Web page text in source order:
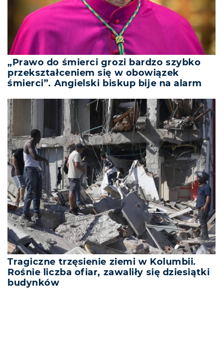
„Prawo do śmierci grozi bardzo szybko
przekształceniem się w obowiązek
śmierci”. Angielski biskup bije na alarm
Tragiczne trzęsienie ziemi w Kolumbii.
Rośnie liczba ofiar, zawaliły się dziesiątki
budynków